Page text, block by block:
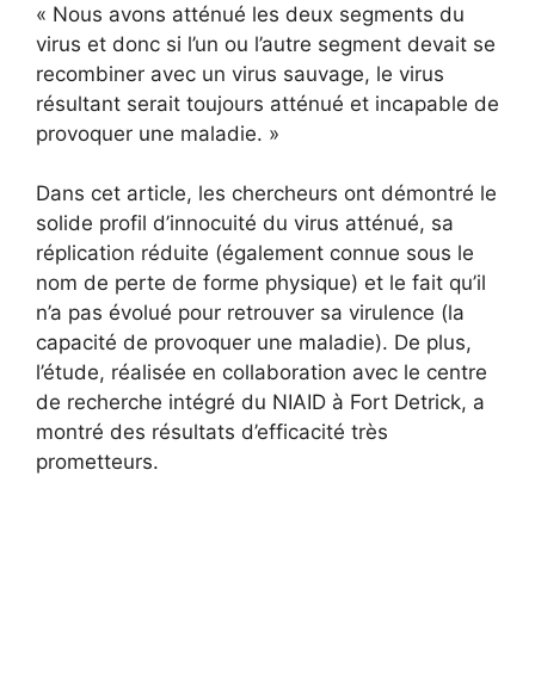
« Nous avons atténué les deux segments du
virus et donc si l’un ou l’autre segment devait se
recombiner avec un virus sauvage, le virus
résultant serait toujours atténué et incapable de
provoquer une maladie. »
Dans cet article, les chercheurs ont démontré le
solide profil d’innocuité du virus atténué, sa
réplication réduite (également connue sous le
nom de perte de forme physique) et le fait qu’il
n’a pas évolué pour retrouver sa virulence (la
capacité de provoquer une maladie). De plus,
l’étude, réalisée en collaboration avec le centre
de recherche intégré du NIAID à Fort Detrick, a
montré des résultats d’efficacité très
prometteurs.